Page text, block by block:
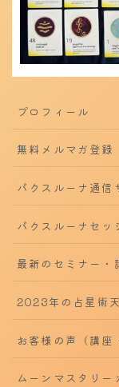
プロフィール
無料メルマガ登録
パクスルーナ通信
パクスルーナセッ
最新のセミナー・
2023年の占星術
お客様の声（講座
ムーンマスタリー